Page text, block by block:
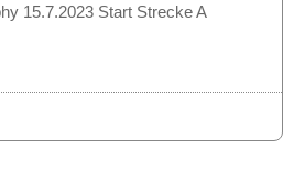
15.7.2023 Start Strecke A